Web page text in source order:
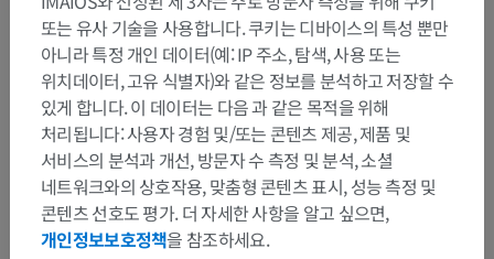
또는 유사 기술을 사용합니다. 쿠키는 디바이스의 특성 뿐만
아니라 특정 개인 데이터(예: IP 주소, 탐색, 사용 또는
위치데이터, 고유 식별자)와 같은 정보를 분석하고 저장할 수
있게 합니다. 이 데이터는 다음 과 같은 목적을 위해
처리됩니다: 사용자 경험 및/또는 콘텐츠 제공, 제품 및
서비스의 분석과 개선, 방문자 수 측정 및 분석, 소셜
네트워크와의 상호작용, 맞춤형 콘텐츠 표시, 성능 측정 및
콘텐츠 선호도 평가. 더 자세한 사항을 알고 싶으면,
개인정보보호정책을 참조하세요.